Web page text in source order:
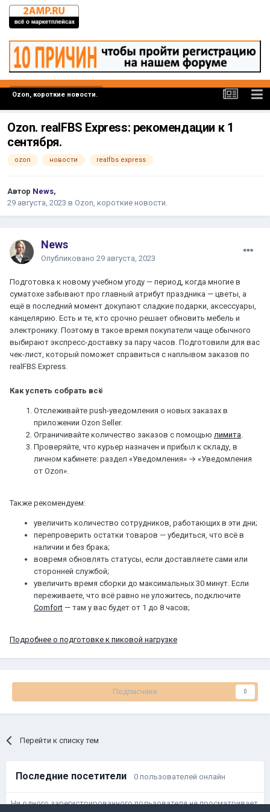
Ozon, короткие новости.
Ozon. realFBS Express: рекомендации к 1
сентября.
ozon новости realfbs express
Автор News,
29 августа, 2023 в Ozon, короткие новости.
News
Опубликовано 29 августа, 2023
Подготовка к новому учебном угоду — период, когда многие в
суматохе забывают про главный атрибут праздника — цветы, а
ещё в последний момент докупают сладкие подарки, аксессуары,
канцелярию. Есть и те, кто срочно решает обновить мебель и
электронику. Поэтому в такое время покупатели чаще обычного
выбирают экспресс-доставку за пару часов. Подготовили для вас
чек-лист, который поможет справиться с наплывом заказов по
realFBS Express.
Как успеть собрать всё
Отслеживайте push-уведомления о новых заказах в
приложении Ozon Seller.
Ограничивайте количество заказов с помощью лимита
Проверяйте, что курьер назначен и прибыл к складу, в
личном кабинете: раздел «Уведомления» → «Уведомления
от Ozon».
Также рекомендуем:
увеличить количество сотрудников, работающих в эти дни;
перепроверить остатки товаров — убедиться, что всё в
наличии и без брака;
вовремя обновлять статусы, если доставляете сами или
сторонней службой;
увеличить время сборки до максимальных 30 минут. Если
переживаете, что всё равно не уложитесь, подключите
Comfort — там у вас будет от 1 до 8 часов;
Подробнее о подготовке к пиковой нагрузке
Подписчики 0
Перейти к списку тем
Последние посетители 0 пользователей онлайн
Ни одного зарегистрированного пользователя не просматривает